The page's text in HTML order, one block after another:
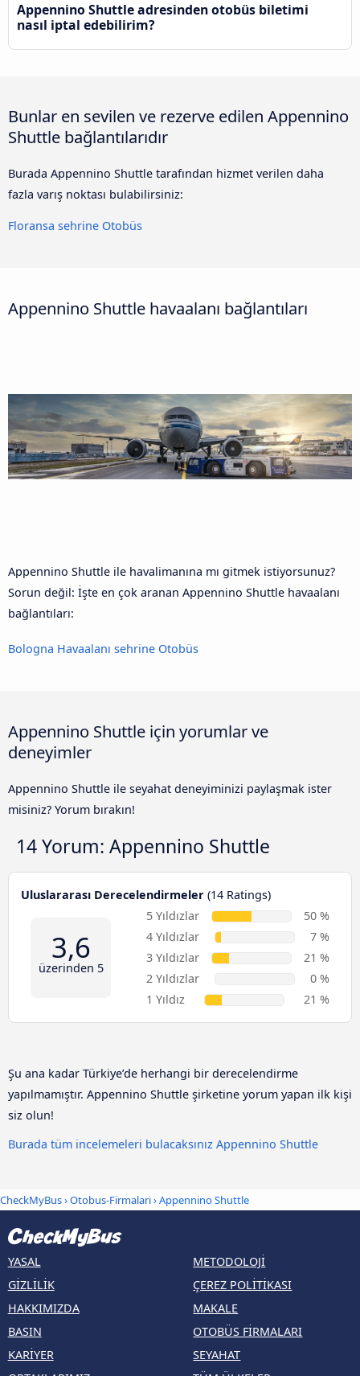
Appennino Shuttle adresinden otobüs biletimi
nasıl iptal edebilirim?
Bunlar en sevilen ve rezerve edilen Appennino
Shuttle bağlantılarıdır
Burada Appennino Shuttle tarafından hizmet verilen daha
fazla varış noktası bulabilirsiniz:
Floransa sehrine Otobüs
Appennino Shuttle havaalanı bağlantıları
Appennino Shuttle ile havalimanına mı gitmek istiyorsunuz?
Sorun değil: İşte en çok aranan Appennino Shuttle havaalanı
bağlantıları:
Bologna Havaalanı sehrine Otobüs
Appennino Shuttle için yorumlar ve
deneyimler
Appennino Shuttle ile seyahat deneyiminizi paylaşmak ister
misiniz? Yorum bırakın!
14 Yorum: Appennino Shuttle
Uluslararası Derecelendirmeler (14 Ratings)
3,6
üzerinden 5
5 Yıldızlar
50 %
4 Yıldızlar
7 %
3 Yıldızlar
21 %
2 Yıldızlar
0 %
1 Yıldız
21 %
Şu ana kadar Türkiye’de herhangi bir derecelendirme
yapılmamıştır. Appennino Shuttle şirketine yorum yapan ilk kişi
siz olun!
Burada tüm incelemeleri bulacaksınız Appennino Shuttle
CheckMyBus›Otobus-Firmalari› Appennino Shuttle
YASAL
GIZLILIK
HAKKIMIZDA
BASIN
KARIYER
METODOLOJI
ÇEREZ POLITIKASI
MAKALE
OTOBÜS FIRMALARI
SEYAHAT